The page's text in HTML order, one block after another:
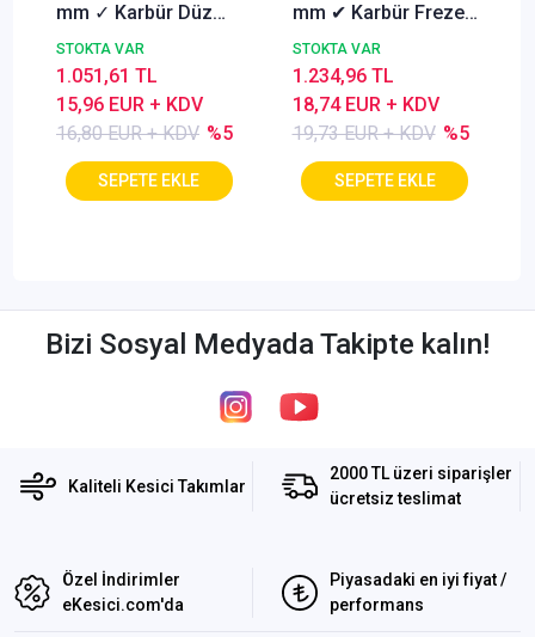
mm ✓ Karbür Düz
Freze, Parmak freze
ucu Z=4,TiSiN
Kaplamalı
STOKTA VAR
16,80 EUR + KDV %5
15,96 EUR + KDV
1.051,61 TL
mm ✔ Karbür Freze
ucu, Z=3, Kaplamalı,
30°
STOKTA VAR
19,73 EUR + KDV %5
18,74 EUR + KDV
1.234,96 TL
Bizi Sosyal Medyada Takipte kalın!
Kaliteli Kesici Takımlar
2000 TL üzeri siparişler
ücretsiz teslimat
Özel İndirimler
eKesici.com'da
Piyasadaki en iyi fiyat /
performans